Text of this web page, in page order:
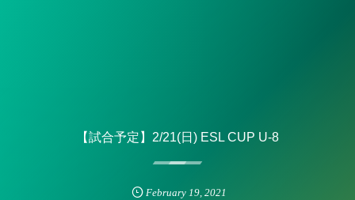
【試合予定】2/21(日) ESL CUP U-8
February 19, 2021